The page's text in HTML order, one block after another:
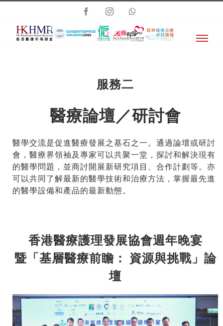
Skip
content
FacebookInstagram
服務二
醫療論壇／研討會
醫學交流是促進醫療發展之基石之一。通過論壇或研討
會，醫療界領袖及專家可以共聚一堂，探討和解決現有
的醫學問題，並商討開展新研究項目、合作計劃等。亦
可以共同了解最新的醫學技術和治療方法，掌握最先進
的醫學設備和產品的最新動態。
香港醫療護理發展協會週年晚宴
暨「基層醫療前瞻： 資源與挑戰」論
壇